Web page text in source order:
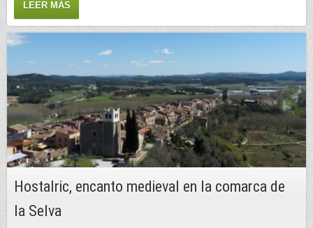
LEER MÁS
Hostalric, encanto medieval en la comarca de
la Selva